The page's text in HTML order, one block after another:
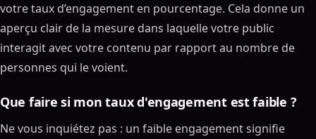
votre taux d’engagement en pourcentage. Cela donne un
aperçu clair de la mesure dans laquelle votre public
interagit avec votre contenu par rapport au nombre de
personnes qui le voient.
Que faire si mon taux d'engagement est faible ?
Ne vous inquiétez pas : un faible engagement signifie